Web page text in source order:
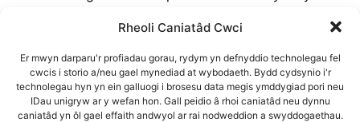
Rheoli Caniatâd Cwci
Er mwyn darparu'r profiadau gorau, rydym yn defnyddio technolegau fel
cwcis i storio a/neu gael mynediad at wybodaeth. Bydd cydsynio i'r
technolegau hyn yn ein galluogi i brosesu data megis ymddygiad pori neu
IDau unigryw ar y wefan hon. Gall peidio â rhoi caniatâd neu dynnu
caniatâd yn ôl gael effaith andwyol ar rai nodweddion a swyddogaethau.
cymdeithasol ac economaidd (niwed a
buddion posibl).
Y pynciau ffocws yw:
Trosglwyddo COVID-19 mewn plant a phobl